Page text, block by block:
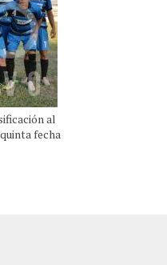
al
fecha